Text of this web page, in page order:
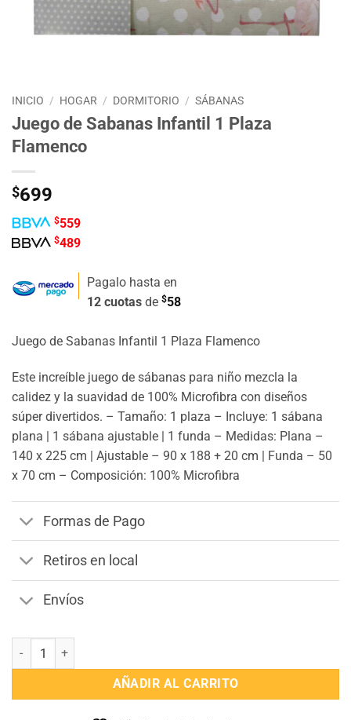
INICIO / HOGAR / DORMITORIO / SÁBANAS
Juego de Sabanas Infantil 1 Plaza
Flamenco
$699
$559
$489
Pagalo hasta en
12 cuotas de $58
Juego de Sabanas Infantil 1 Plaza Flamenco
Este increíble juego de sábanas para niño mezcla la
calidez y la suavidad de 100% Microfibra con diseños
súper divertidos. – Tamaño: 1 plaza – Incluye: 1 sábana
plana | 1 sábana ajustable | 1 funda – Medidas: Plana –
140 x 225 cm | Ajustable – 90 x 188 + 20 cm | Funda – 50
x 70 cm – Composición: 100% Microfibra
Formas de Pago
Retiros en local
Envíos
Juego de Sabanas Infantil 1 Plaza Flamenco cantidad
AÑADIR AL CARRITO